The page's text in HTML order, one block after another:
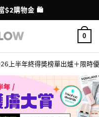
配送港澳
$2購物金 🛍️
0
上半年終得奬榜單出爐＋限時